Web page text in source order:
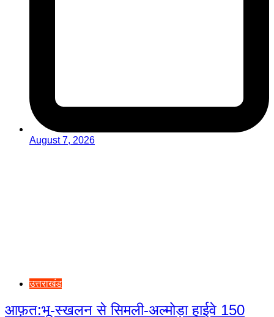
August 7, 2026
उत्तराखंड
आफ़त:भू-स्खलन से सिमली-अल्मोड़ा हाईवे 150